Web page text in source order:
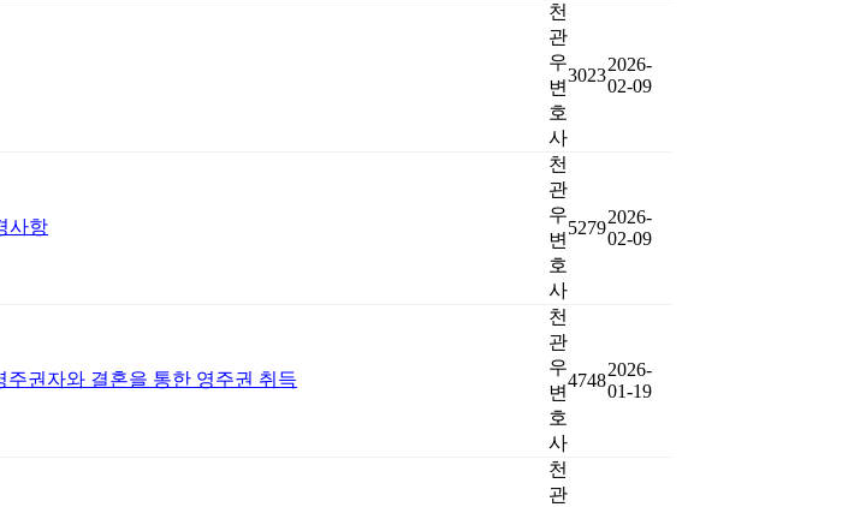
천
관
우
변
호
사
3023
2026-
02-09
사항
천
관
우
변
호
사
5279
2026-
02-09
주권자와 결혼을 통한 영주권 취득
천
관
우
변
호
사
4748
2026-
01-19
천
관